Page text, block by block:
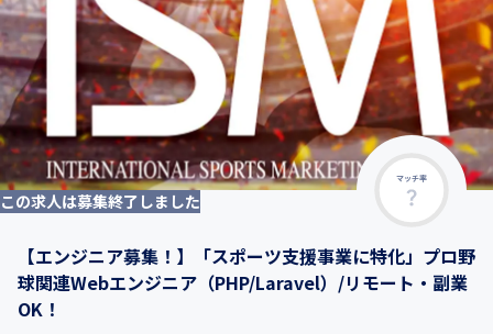
マッチ率
この求人は募集終了しました
【エンジニア募集！】「スポーツ支援事業に特化」プロ野
球関連Webエンジニア（PHP/Laravel）/リモート・副業
OK！